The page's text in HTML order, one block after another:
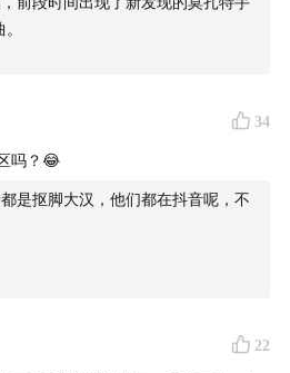
）
化学院教授，古典文明研究所所
方经济思想的鼻祖
由盛转衰的不同阶段
正名
34
吗？😂
是抠脚大汉，他们都在抖音呢，不
22